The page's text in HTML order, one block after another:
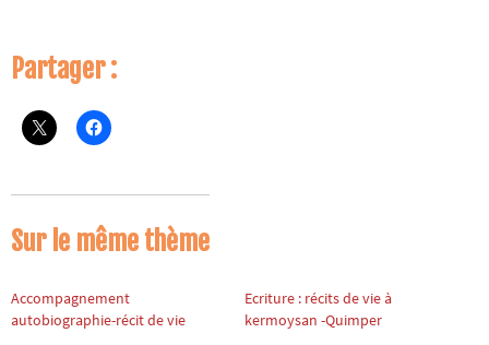
Partager :
Sur le même thème
Accompagnement
autobiographie-récit de vie
Ecriture : récits de vie à
kermoysan -Quimper